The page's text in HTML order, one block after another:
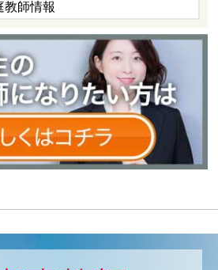
教師情報